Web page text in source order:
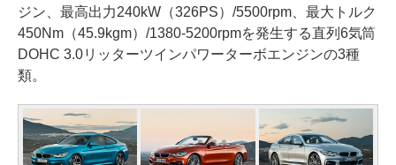
ジン、最高出力240kW（326PS）/5500rpm、最大トルク
450Nm（45.9kgm）/1380-5200rpmを発生する直列6気筒
DOHC 3.0リッターツインパワーターボエンジンの3種
類。